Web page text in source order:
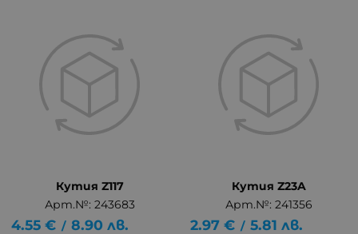
Кутия Z117
Арт.№: 243683
4.55 € / 8.90 лв.
Кутия Z23A
Арт.№: 241356
2.97 € / 5.81 лв.